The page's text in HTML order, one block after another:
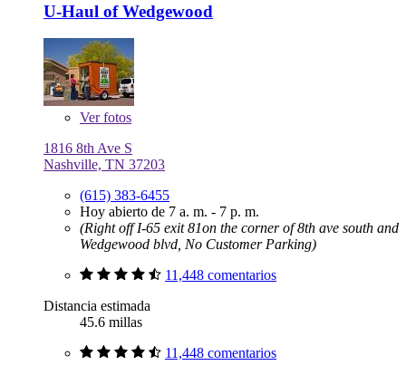
U-Haul of Wedgewood
Verfotos
1816 8th Ave S
Nashville, TN 37203
(615) 383-6455
Hoy abierto de 7 a. m. - 7 p. m.
(Right off I-65 exit 81on the corner of 8th ave south and
Wedgewood blvd, No Customer Parking)
11,448 comentarios
Distancia estimada
45.6 millas
11,448 comentarios